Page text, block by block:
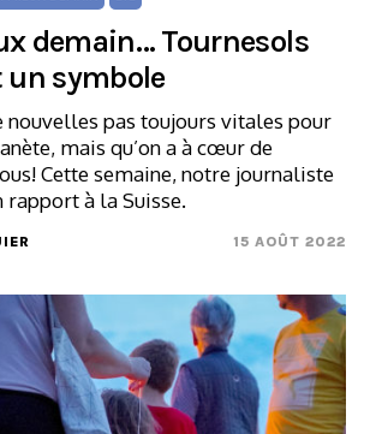
demain… Tournesols
symbole
nouvelles pas toujours vitales pour
mais qu’on a à cœur de
Cette semaine, notre journaliste
rapport à la Suisse.
15 AOÛT 2022